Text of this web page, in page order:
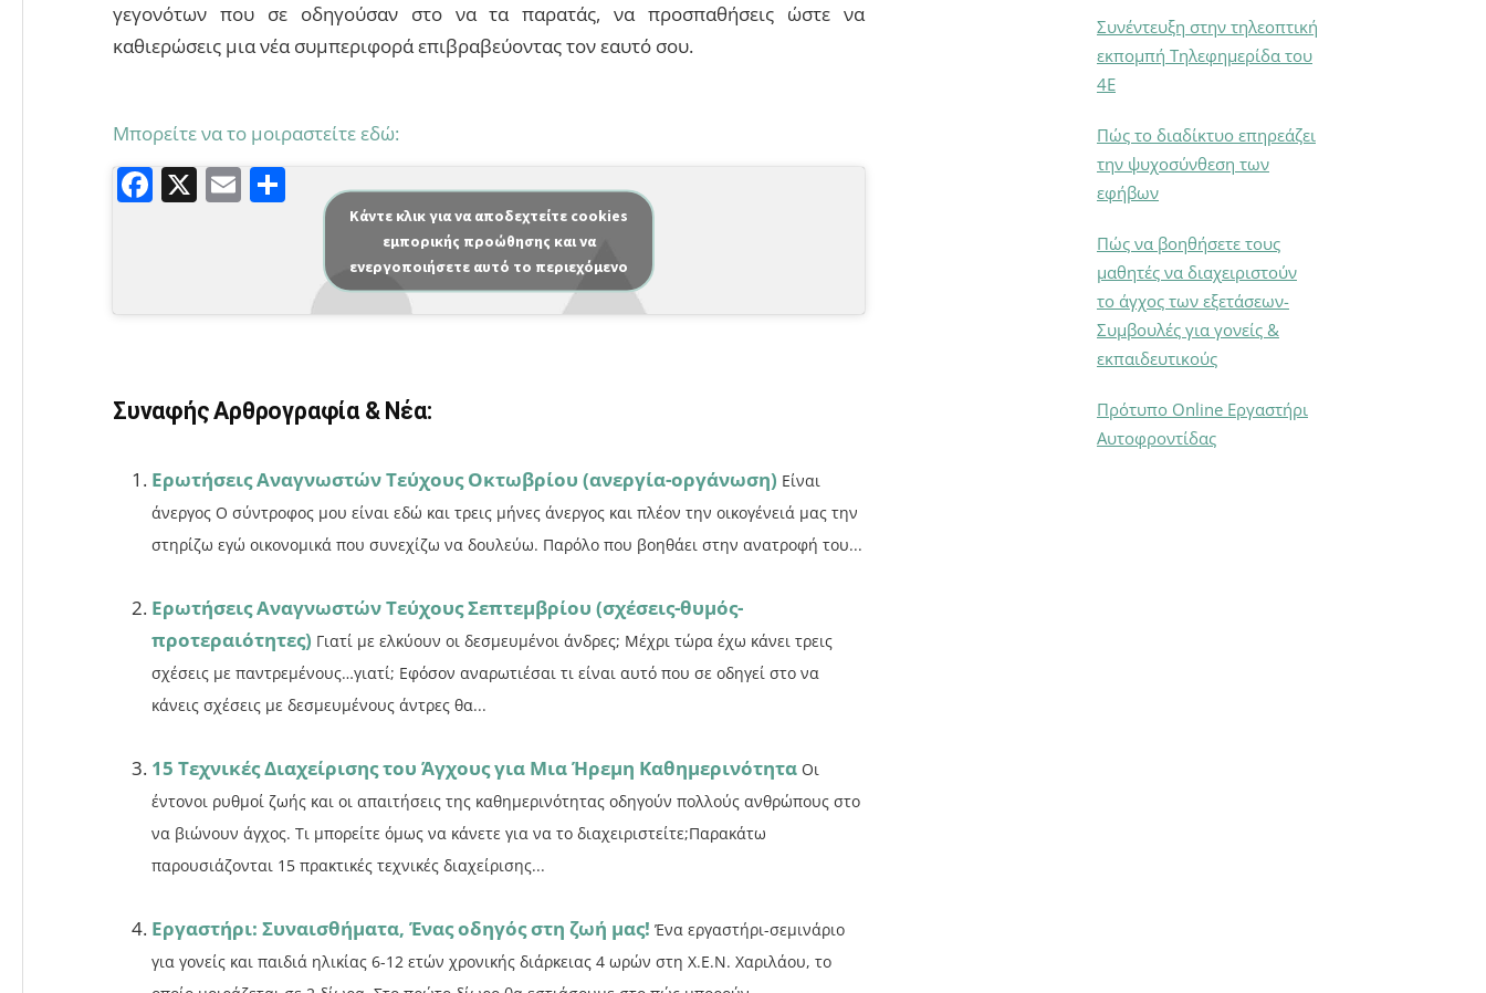
γεγονότων που σε οδηγούσαν στο να τα παρατάς, να προσπαθήσεις ώστε να
καθιερώσεις μια νέα συμπεριφορά επιβραβεύοντας τον εαυτό σου.
Μπορείτε να το μοιραστείτε εδώ:
F
b
o
k
X E
σ
ίτ
ε
Κάντε κλικ για να αποδεχτείτε cookies
εμπορικής προώθησης και να
ενεργοποιήσετε αυτό το περιεχόμενο
Συναφής Αρθρογραφία & Νέα:
Ερωτήσεις Αναγνωστών Τεύχους Οκτωβρίου (ανεργία-οργάνωση) Είναι
άνεργος Ο σύντροφος μου είναι εδώ και τρεις μήνες άνεργος και πλέον την οικογένειά μας την
στηρίζω εγώ οικονομικά που συνεχίζω να δουλεύω. Παρόλο που βοηθάει στην ανατροφή του...
Ερωτήσεις Αναγνωστών Τεύχους Σεπτεμβρίου (σχέσεις-θυμός-
προτεραιότητες) Γιατί με ελκύουν οι δεσμευμένοι άνδρες; Μέχρι τώρα έχω κάνει τρεις
σχέσεις με παντρεμένους…γιατί; Εφόσον αναρωτιέσαι τι είναι αυτό που σε οδηγεί στο να
κάνεις σχέσεις με δεσμευμένους άντρες θα...
15 Τεχνικές Διαχείρισης του Άγχους για Μια Ήρεμη Καθημερινότητα Οι
έντονοι ρυθμοί ζωής και οι απαιτήσεις της καθημερινότητας οδηγούν πολλούς ανθρώπους στο
να βιώνουν άγχος. Τι μπορείτε όμως να κάνετε για να το διαχειριστείτε;Παρακάτω
παρουσιάζονται 15 πρακτικές τεχνικές διαχείρισης...
Εργαστήρι: Συναισθήματα, Ένας οδηγός στη ζωή μας! Ένα εργαστήρι-σεμινάριο
για γονείς και παιδιά ηλικίας 6-12 ετών χρονικής διάρκειας 4 ωρών στη Χ.Ε.Ν. Χαριλάου, το
Συνέντευξη στην τηλεοπτική
εκπομπή Τηλεφημερίδα του
4Ε
Πώς το διαδίκτυο επηρεάζει
την ψυχοσύνθεση των
εφήβων
Πώς να βοηθήσετε τους
μαθητές να διαχειριστούν
το άγχος των εξετάσεων-
Συμβουλές για γονείς &
εκπαιδευτικούς
Πρότυπο Online Εργαστήρι
Αυτοφροντίδας